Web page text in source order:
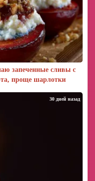
запеченные сливы с
проще шарлотки
30 дней назад